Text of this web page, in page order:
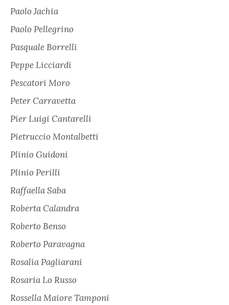
Paolo Jachia
Paolo Pellegrino
Pasquale Borrelli
Peppe Licciardi
Pescatori Moro
Peter Carravetta
Pier Luigi Cantarelli
Pietruccio Montalbetti
Plinio Guidoni
Plinio Perilli
Raffaella Saba
Roberta Calandra
Roberto Benso
Roberto Paravagna
Rosalia Pagliarani
Rosaria Lo Russo
Rossella Maiore Tamponi